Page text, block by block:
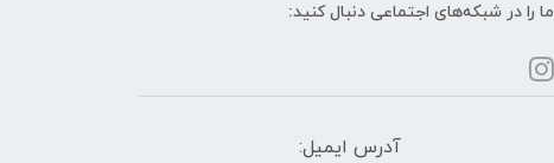
ما را در شبکه‌های اجتماعی دنبال کنید:
آدرس ایمیل: